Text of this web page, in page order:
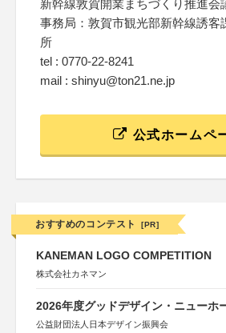
新幹線敦賀開業まちづくり推進会
事務局：敦賀市観光部新幹線誘客
所
tel : 0770-22-8241
mail : shinyu@ton21.ne.jp
公式ホームペ
おすすめのコンテスト [PR]
KANEMAN LOGO COMPETITION
株式会社カネマン
2026年度グッドデザイン・ニューホ
公益財団法人日本デザイン振興会